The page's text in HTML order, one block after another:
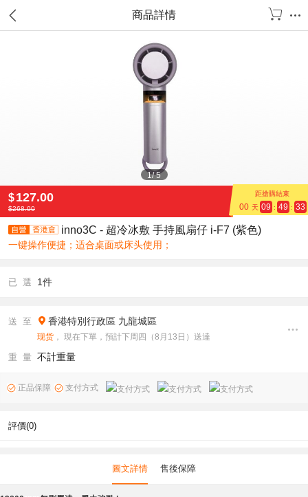
商品詳情
1/5
$127.00 距搶購結束
00 天 09 : 49 : 33
$268.00
inno3C - 超冷冰敷 手持風扇仔 i-F7 (紫色)
一键操作便捷；适合桌面或床头使用；
已 選 1件
送 至 香港特別行政區 九龍城區
现货 ， 現在下單，預計下周四（8月13日）送達
重 量 不計重量
正品保障 支付方式
評價(0)
圖文詳情 售後保障